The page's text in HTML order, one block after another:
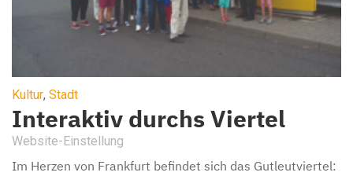
Kultur, Stadt
Interaktiv durchs Viertel
Website-Einstellung
Im Herzen von Frankfurt befindet sich das Gutleutviertel: